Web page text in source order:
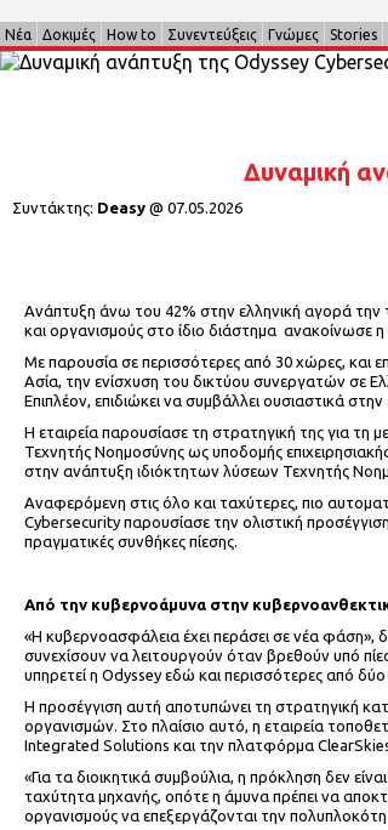
Νέα Δοκιμές How to Συνεντεύξεις Γνώμες Stories
Δυναμική
Συντάκτης: Deasy @ 07.05.2026
Ανάπτυξη άνω του 42% στην ελληνική αγορά την
και οργανισμούς στο ίδιο διάστημα ανακοίνωσε
Με παρουσία σε περισσότερες από 30 χώρες, και
Ασία, την ενίσχυση του δικτύου συνεργατών σε
Επιπλέον, επιδιώκει να συμβάλλει ουσιαστικά
Η εταιρεία παρουσίασε τη στρατηγική της για
Τεχνητής Νοημοσύνης ως υποδομής
στην ανάπτυξη ιδιόκτητων λύσεων Τεχνητής
Αναφερόμενη στις όλο και ταχύτερες, πιο
Cybersecurity παρουσίασε την ολιστική
πραγματικές συνθήκες πίεσης.
Από την κυβερνοάμυνα στην
«Η κυβερνοασφάλεια έχει περάσει σε νέα
συνεχίσουν να λειτουργούν όταν βρεθούν υπό
υπηρετεί η Odyssey εδώ και περισσότερες από δύο
Η προσέγγιση αυτή αποτυπώνει τη στρατηγική
οργανισμών. Στο πλαίσιο αυτό, η εταιρεία
Integrated Solutions και την πλατφόρμα
«Για τα διοικητικά συμβούλια, η πρόκληση δεν
ταχύτητα μηχανής, οπότε η άμυνα πρέπει να
οργανισμούς να επεξεργάζονται την